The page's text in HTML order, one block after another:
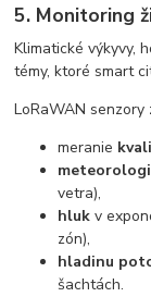
5. Monitoring
Klimatické výkyvy,
témy, ktoré smart
LoRaWAN
meranie
vetra),
hluk v
zón),
hladinu
šachtách.